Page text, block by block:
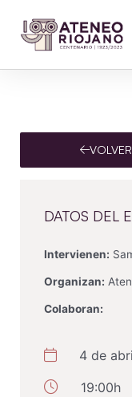
DATOS DEL
Intervienen:
Organizan:
Colaboran:
4 de
19:00h